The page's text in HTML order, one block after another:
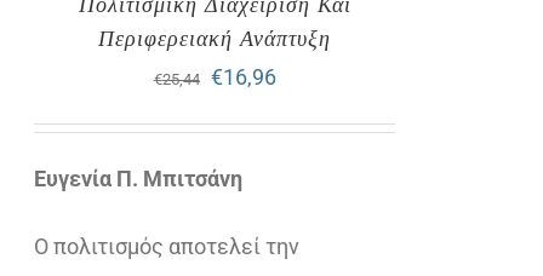
Πολιτισμική Διαχείριση Και
Περιφερειακή Ανάπτυξη
€25,44
Original
price
was:
€16,96Η
τρέχουσα
€16,96.
Ευγενία Π. Μπιτσάνη
Ο πολιτισμός αποτελεί την